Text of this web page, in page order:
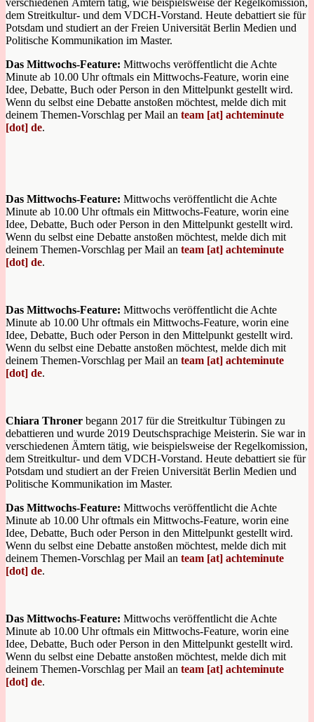
dem Streitkultur- und dem VDCH-Vorstand. Heute debattiert sie für
Potsdam und studiert an der Freien Universität Berlin Medien und
Politische Kommunikation im Master.
Das Mittwochs-Feature: Mittwochs veröffentlicht die Achte
Minute ab 10.00 Uhr oftmals ein Mittwochs-Feature, worin eine
Idee, Debatte, Buch oder Person in den Mittelpunkt gestellt wird.
Wenn du selbst eine Debatte anstoßen möchtest, melde dich mit
deinem Themen-Vorschlag per Mail an team [at] achteminute
[dot] de.
Das Mittwochs-Feature: Mittwochs veröffentlicht die Achte
Minute ab 10.00 Uhr oftmals ein Mittwochs-Feature, worin eine
Idee, Debatte, Buch oder Person in den Mittelpunkt gestellt wird.
Wenn du selbst eine Debatte anstoßen möchtest, melde dich mit
deinem Themen-Vorschlag per Mail an team [at] achteminute
[dot] de.
Das Mittwochs-Feature: Mittwochs veröffentlicht die Achte
Minute ab 10.00 Uhr oftmals ein Mittwochs-Feature, worin eine
Idee, Debatte, Buch oder Person in den Mittelpunkt gestellt wird.
Wenn du selbst eine Debatte anstoßen möchtest, melde dich mit
deinem Themen-Vorschlag per Mail an team [at] achteminute
[dot] de.
Chiara Throner begann 2017 für die Streitkultur Tübingen zu
debattieren und wurde 2019 Deutschsprachige Meisterin. Sie war in
verschiedenen Ämtern tätig, wie beispielsweise der Regelkomission,
dem Streitkultur- und dem VDCH-Vorstand. Heute debattiert sie für
Potsdam und studiert an der Freien Universität Berlin Medien und
Politische Kommunikation im Master.
Das Mittwochs-Feature: Mittwochs veröffentlicht die Achte
Minute ab 10.00 Uhr oftmals ein Mittwochs-Feature, worin eine
Idee, Debatte, Buch oder Person in den Mittelpunkt gestellt wird.
Wenn du selbst eine Debatte anstoßen möchtest, melde dich mit
deinem Themen-Vorschlag per Mail an team [at] achteminute
[dot] de.
Das Mittwochs-Feature: Mittwochs veröffentlicht die Achte
Minute ab 10.00 Uhr oftmals ein Mittwochs-Feature, worin eine
Idee, Debatte, Buch oder Person in den Mittelpunkt gestellt wird.
Wenn du selbst eine Debatte anstoßen möchtest, melde dich mit
deinem Themen-Vorschlag per Mail an team [at] achteminute
[dot] de.